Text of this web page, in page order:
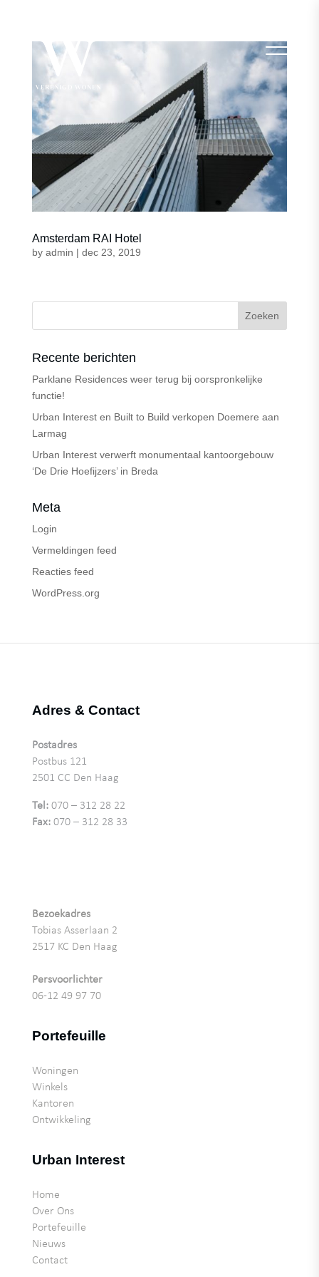
Amsterdam RAI Hotel
by admin | dec 23, 2019
Recente berichten
Parklane Residences weer terug bij oorspronkelijke
functie!
Urban Interest en Built to Build verkopen Doemere aan
Larmag
Urban Interest verwerft monumentaal kantoorgebouw
‘De Drie Hoefijzers’ in Breda
Meta
Login
Vermeldingen feed
Reacties feed
WordPress.org
Adres & Contact
Postadres
Postbus 121
2501 CC Den Haag
Tel:070 – 312 28 22
Fax:070 – 312 28 33
Bezoekadres
Tobias Asserlaan 2
2517 KC Den Haag
Persvoorlichter
06-12 49 97 70
Portefeuille
Woningen
Winkels
Kantoren
Ontwikkeling
Urban Interest
Home
Over Ons
Portefeuille
Nieuws
Contact